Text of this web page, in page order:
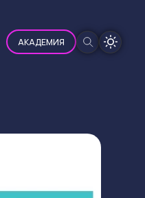
АКАДЕМИЯ